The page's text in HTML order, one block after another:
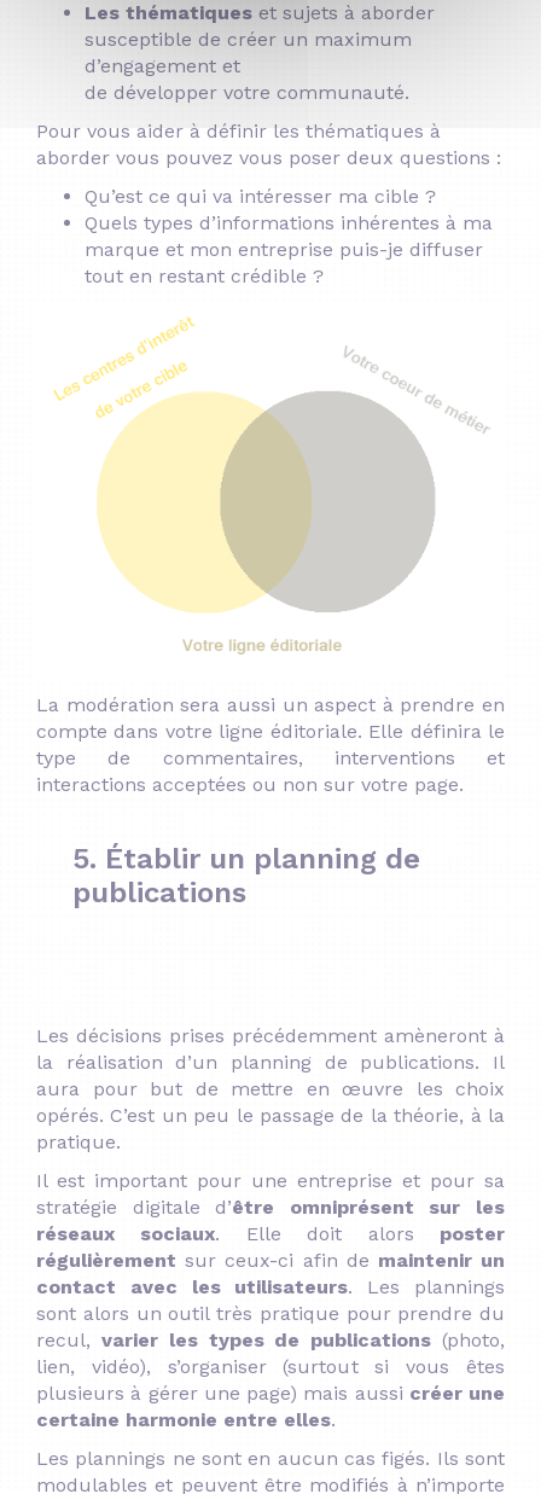
Les thématiques et sujets à aborder
susceptible de créer un maximum
d’engagement et
de développer votre communauté.
Pour vous aider à définir les thématiques à
aborder vous pouvez vous poser deux questions :
Qu’est ce qui va intéresser ma cible ?
Quels types d’informations inhérentes à ma
marque et mon entreprise puis-je diffuser
tout en restant crédible ?
La modération sera aussi un aspect à prendre en
compte dans votre ligne éditoriale. Elle définira le
type de commentaires, interventions et
interactions acceptées ou non sur votre page.
5. Établir un planning de
publications
Les décisions prises précédemment amèneront à
la réalisation d’un planning de publications. Il
aura pour but de mettre en œuvre les choix
opérés. C’est un peu le passage de la théorie, à la
pratique.
Il est important pour une entreprise et pour sa
stratégie digitale d’être omniprésent sur les
réseaux sociaux. Elle doit alors poster
régulièrement sur ceux-ci afin de maintenir un
contact avec les utilisateurs. Les plannings
sont alors un outil très pratique pour prendre du
recul, varier les types de publications (photo,
lien, vidéo), s’organiser (surtout si vous êtes
plusieurs à gérer une page) mais aussi créer une
certaine harmonie entre elles.
Les plannings ne sont en aucun cas figés. Ils sont
modulables et peuvent être modifiés à n’importe